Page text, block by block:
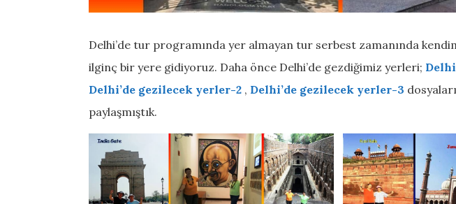
Delhi’de tur programında yer almayan tur serbest zamanında
ilginç bir yere gidiyoruz. Daha önce Delhi’de gezdiğimiz yerleri;
Delhi’de gezilecek yerler-2 , Delhi’de gezilecek yerler-3
paylaşmıştık.